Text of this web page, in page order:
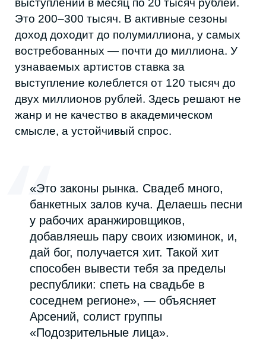
на свадьбах и получать стабильный доход.
А можно делать собственную музыку и
Именно из второго пути сегодня
складывается независимая сцена
Дагестана.
Рок держится на барах и небольших залах.
Местных музыкантов часто вдохновляют
блюз и старая рок-школа.
Музыку «Подозрительных лиц» Арсений
называет философской, с восточным